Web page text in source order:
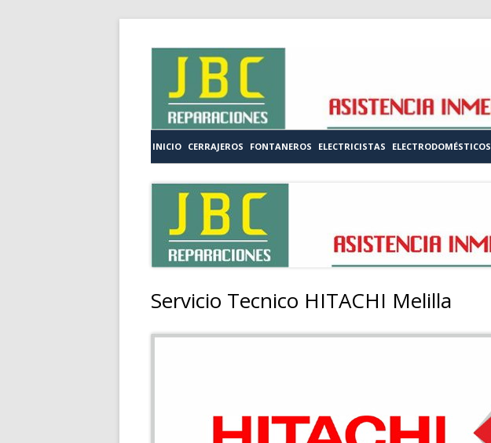
Menú
principal
INICIO CERRAJEROS FONTANEROS ELECTRICISTAS ELECTRODOMÉSTICOS
Servicio Tecnico HITACHI Melilla